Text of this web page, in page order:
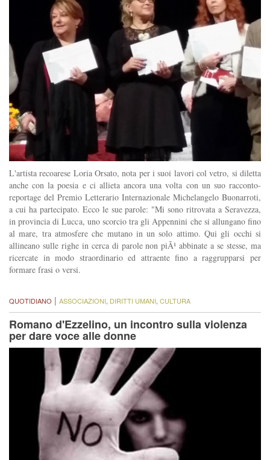
L'artista recoarese Loria Orsato, nota per i suoi lavori col vetro, si diletta
anche con la poesia e ci allieta ancora una volta con un suo racconto-
reportage del Premio Letterario Internazionale Michelangelo Buonarroti,
a cui ha partecipato. Ecco le sue parole: "Mi sono ritrovata a Seravezza,
in provincia di Lucca, uno scorcio tra gli Appennini che si allungano fino
al mare, tra atmosfere che mutano in un solo attimo. Qui gli occhi si
allineano sulle righe in cerca di parole non piÃ¹ abbinate a se stesse, ma
ricercate in modo straordinario ed attraente fino a raggrupparsi per
formare frasi o versi.
QUOTIDIANO | ASSOCIAZIONI, DIRITTI UMANI, CULTURA
Romano d'Ezzelino, un incontro sulla violenza
per dare voce alle donne